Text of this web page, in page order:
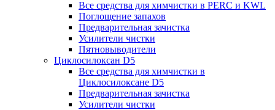
Все средства для химчистки в PERC и KWL
Поглощение запахов
Предварительная зачистка
Усилители чистки
Пятновыводители
Циклосилоксан D5
Все средства для химчистки в
Циклосилоксане D5
Предварительная зачистка
Усилители чистки